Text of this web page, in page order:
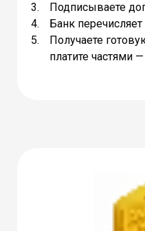
Подписываете
Банк
Получаете
платите частями